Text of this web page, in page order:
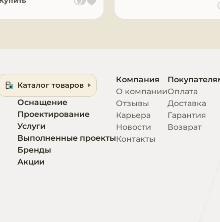
Каталог товаров
Оснащение
Проектирование
Услуги
Выполненные проекты
Бренды
Акции
Компания
О компании
Отзывы
Карьера
Новости
Контакты
Оплата
Доставка
Гарантия
Возврат